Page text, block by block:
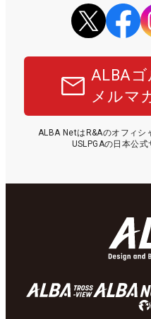
ALBA
メルマ
ALBA NetはR&Aのオフィシ
USLPGAの日本公式